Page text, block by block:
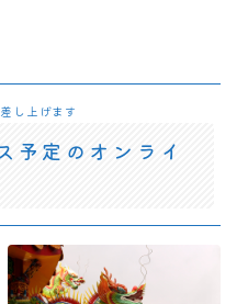
し上げます
予定のオンライ